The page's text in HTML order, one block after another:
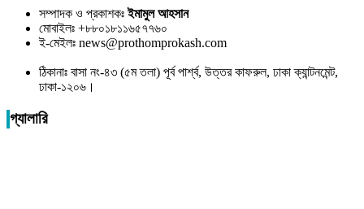
সম্পাদক ও প্রকাশকঃ ইমামুল আহসান
মোবাইলঃ +৮৮০১৮১১৬৫৭৭৬০
ই-মেইলঃ news@prothomprokash.com
ঠিকানাঃ বাসা নং-৪৩ (৫ম তলা) পূর্ব পার্শ্ব, উত্তর কাফরুল, ঢাকা ক্যান্টনমেন্ট,
ঢাকা-১২০৬।
গ্যালারি